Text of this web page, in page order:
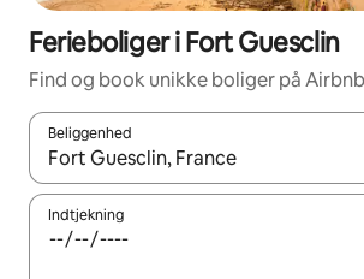
Ferieboliger i Fort Guesclin
Find og book unikke boliger på Airbnb
Beliggenhed
Når resultaterne er tilgængelige, skal
Indtjekning